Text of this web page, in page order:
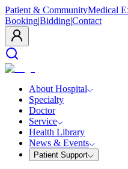
Patient & CommunityMedical
Booking|Bidding|Contact
About Hospital
Specialty
Doctor
Service
Health Library
News & Events
Patient Support